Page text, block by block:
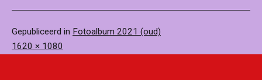
Gepubliceerd in Fotoalbum 2021 (oud)
Volledige
1620 × 1080